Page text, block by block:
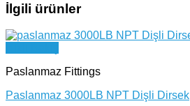
İlgili ürünler
Paslanmaz Fittings
Paslanmaz 3000LB NPT Dişli Dirsek